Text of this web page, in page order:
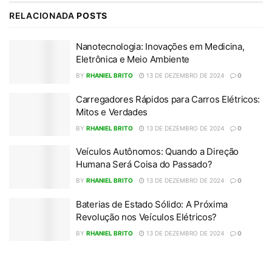
RELACIONADA POSTS
Nanotecnologia: Inovações em Medicina,
Eletrônica e Meio Ambiente
BY RHANIEL BRITO 13 DE DEZEMBRO DE 2024 0
Carregadores Rápidos para Carros Elétricos:
Mitos e Verdades
BY RHANIEL BRITO 13 DE DEZEMBRO DE 2024 0
Veículos Autônomos: Quando a Direção
Humana Será Coisa do Passado?
BY RHANIEL BRITO 13 DE DEZEMBRO DE 2024 0
Baterias de Estado Sólido: A Próxima
Revolução nos Veículos Elétricos?
BY RHANIEL BRITO 13 DE DEZEMBRO DE 2024 0